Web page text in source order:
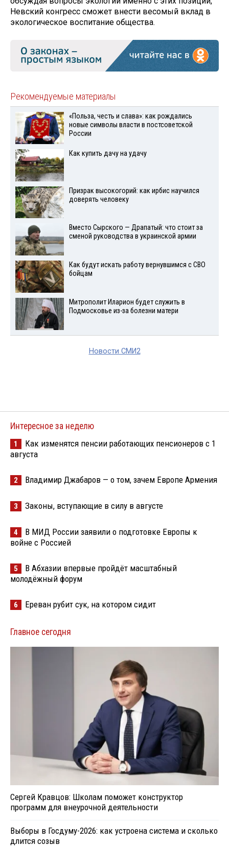
Невский конгресс сможет внести весомый вклад в
экологическое воспитание общества.
Рекомендуемые материалы
«Польза, честь и слава»: как рождались
новые символы власти в постсоветской
России
Как купить дачу на удачу
Призрак высокогорий: как ирбис научился
доверять человеку
Вместо Сырского — Драпатый: что стоит за
сменой руководства в украинской армии
Как будут искать работу вернувшимся с СВО
бойцам
Митрополит Иларион будет служить в
Подмосковье из-за болезни матери
Новости СМИ2
Интересное за неделю
1
Как изменятся пенсии работающих пенсионеров с 1
августа
2 Владимир Джабаров — о том, зачем Европе Армения
3 Законы, вступающие в силу в августе
4
В МИД России заявили о подготовке Европы к
войне с Россией
5
В Абхазии впервые пройдёт масштабный
молодёжный форум
6 Ереван рубит сук, на котором сидит
Главное сегодня
Сергей Кравцов: Школам поможет конструктор
программ для внеурочной деятельности
Выборы в Госдуму-2026: как устроена система и сколько
длится созыв